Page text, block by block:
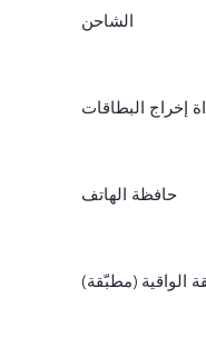
الشاحن
إخراج البطاقات
حافظة الهاتف
الواقية (مطبّقة)